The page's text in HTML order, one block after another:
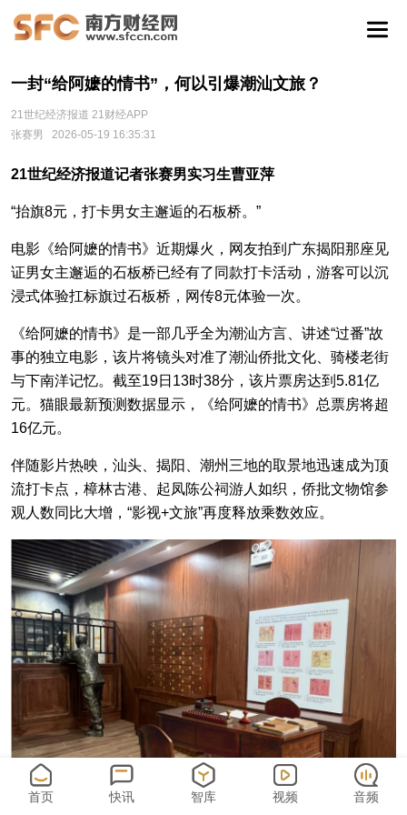
一封“给阿嬷的情书”，何以引爆潮汕文旅？
21世纪经济报道 21财经APP
张赛男
2026-05-19 16:35:31
21世纪经济报道记者张赛男实习生曹亚萍
“抬旗8元，打卡男女主邂逅的石板桥。”
电影《给阿嬷的情书》近期爆火，网友拍到广东揭阳那座见
证男女主邂逅的石板桥已经有了同款打卡活动，游客可以沉
浸式体验扛标旗过石板桥，网传8元体验一次。
《给阿嬷的情书》是一部几乎全为潮汕方言、讲述“过番”故
事的独立电影，该片将镜头对准了潮汕侨批文化、骑楼老街
与下南洋记忆。截至19日13时38分，该片票房达到5.81亿
元。猫眼最新预测数据显示，《给阿嬷的情书》总票房将超
16亿元。
伴随影片热映，汕头、揭阳、潮州三地的取景地迅速成为顶
流打卡点，樟林古港、起凤陈公祠游人如织，侨批文物馆参
观人数同比大增，“影视+文旅”再度释放乘数效应。
首页 快讯 智库 视频 音频